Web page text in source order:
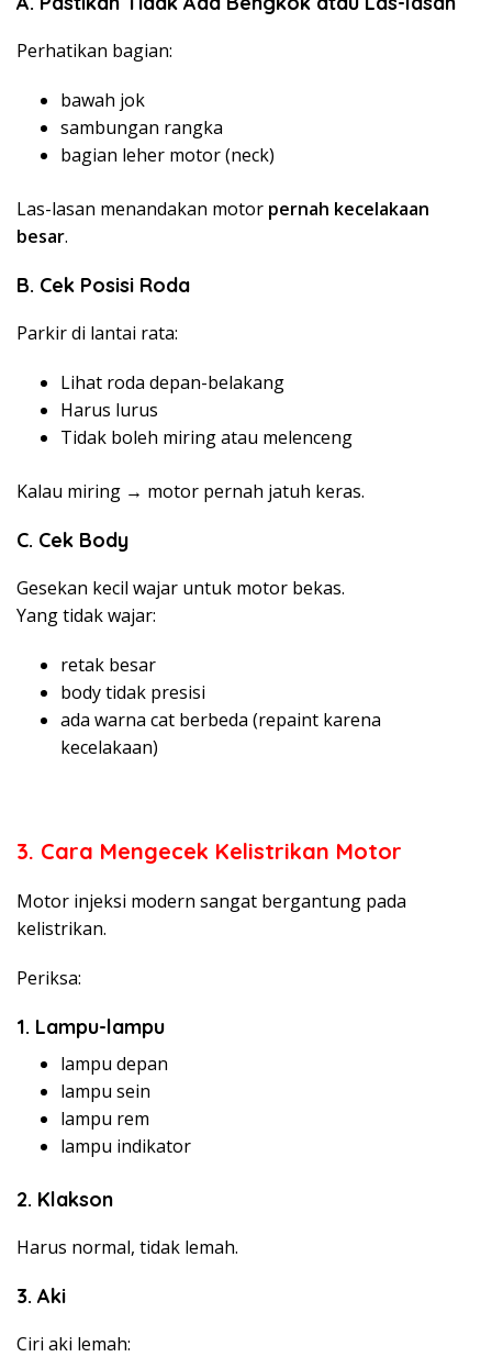
Perhatikan bagian:
bawah jok
sambungan rangka
bagian leher motor (neck)
Las-lasan menandakan motor pernah kecelakaan
besar.
B. Cek Posisi Roda
Parkir di lantai rata:
Lihat roda depan-belakang
Harus lurus
Tidak boleh miring atau melenceng
Kalau miring → motor pernah jatuh keras.
C. Cek Body
Gesekan kecil wajar untuk motor bekas.
Yang tidak wajar:
retak besar
body tidak presisi
ada warna cat berbeda (repaint karena
kecelakaan)
3. Cara Mengecek Kelistrikan Motor
Motor injeksi modern sangat bergantung pada
kelistrikan.
Periksa:
1. Lampu-lampu
lampu depan
lampu sein
lampu rem
lampu indikator
2. Klakson
Harus normal, tidak lemah.
3. Aki
Ciri aki lemah: